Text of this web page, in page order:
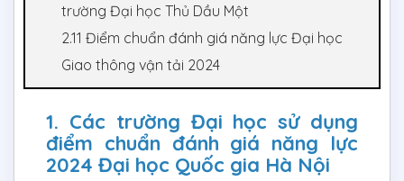
trường Đại học Thủ Dầu Một
2.11 Điểm chuẩn đánh giá năng lực Đại học
Giao thông vận tải 2024
1. Các trường Đại học sử dụng
điểm chuẩn đánh giá năng lực
2024 Đại học Quốc gia Hà Nội